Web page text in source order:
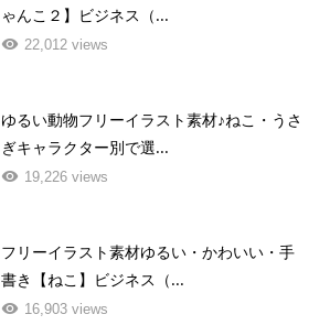
ゃんこ２】ビジネス（...
22,012 views
ゆるい動物フリーイラスト素材♪ねこ・うさ
ぎキャラクター別で選...
19,226 views
フリーイラスト素材ゆるい・かわいい・手
書き【ねこ】ビジネス（...
16,903 views